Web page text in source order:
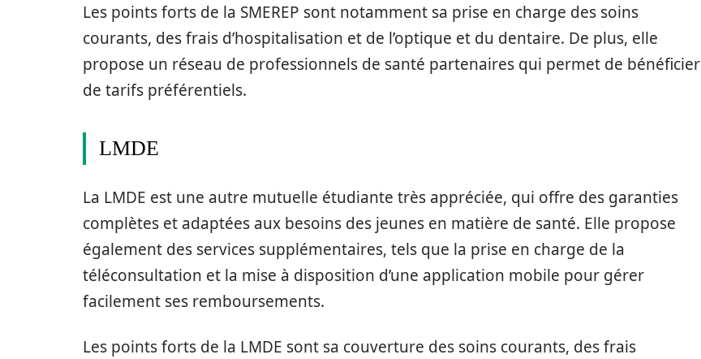
Les points forts de la SMEREP sont notamment sa prise en charge des soins
courants, des frais d’hospitalisation et de l’optique et du dentaire. De plus, elle
propose un réseau de professionnels de santé partenaires qui permet de bénéficier
de tarifs préférentiels.
LMDE
La LMDE est une autre mutuelle étudiante très appréciée, qui offre des garanties
complètes et adaptées aux besoins des jeunes en matière de santé. Elle propose
également des services supplémentaires, tels que la prise en charge de la
téléconsultation et la mise à disposition d’une application mobile pour gérer
facilement ses remboursements.
Les points forts de la LMDE sont sa couverture des soins courants, des frais